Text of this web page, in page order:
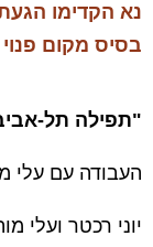
נא הקדימו
בסיס מקום פנוי
"תפילה תל-
העבודה עם עלי
יוני רכטר ועלי